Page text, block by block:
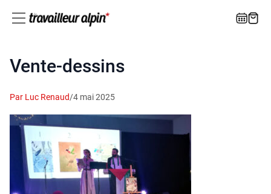
Vente-dessins
Par Luc Renaud/4 mai 2025